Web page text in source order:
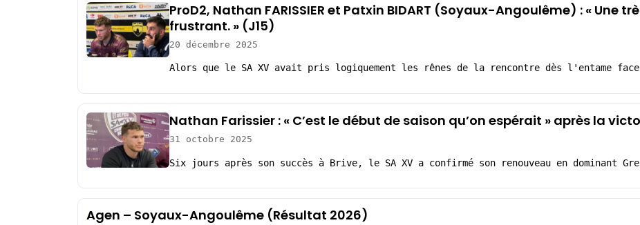
ProD2, Nathan FARISSIER et Patxin BIDART (Soyaux-Angoulême) : « Une
frustrant. » (J15)
20 décembre 2025
Alors que le SA XV avait pris logiquement les rênes de la rencontre dès l'entame
Nathan Farissier : « C’est le début de saison qu’on espérait » après la
31 octobre 2025
Six jours après son succès à Brive, le SA XV a confirmé son renouveau en dominant
Agen – Soyaux-Angoulême (Résultat 2026)